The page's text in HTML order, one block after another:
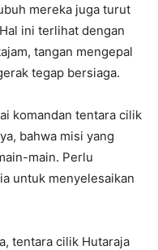
mereka juga turut
ini terlihat dengan
tangan mengepal
tegap bersiaga.
komandan tentara cilik
bahwa misi yang
main. Perlu
untuk menyelesaikan
tentara cilik Hutaraja